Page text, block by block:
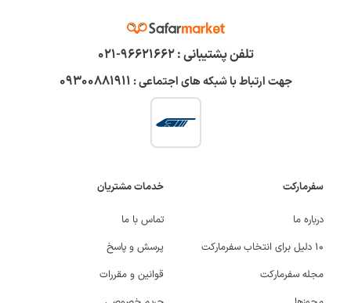
تلفن پشتیبانی :۹۶۶۲۱۶۶۲-۰۲۱
جهت ارتباط با شبکه های اجتماعی : ۰۹۳۰۰۸۸۱۹۱۱
سفرمارکت
درباره ما
۱۰ دلیل برای انتخاب سفرمارکت
مجله سفرمارکت
خدمات مشتریان
تماس با ما
پرسش و پاسخ
قوانین و مقررات